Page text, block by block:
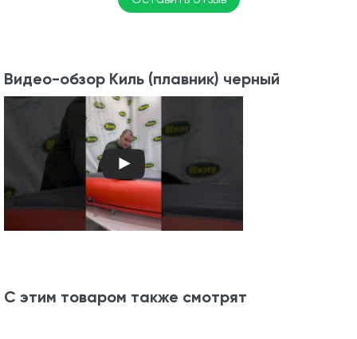
Видео-обзор Киль (плавник) черный
С этим товаром также смотрят